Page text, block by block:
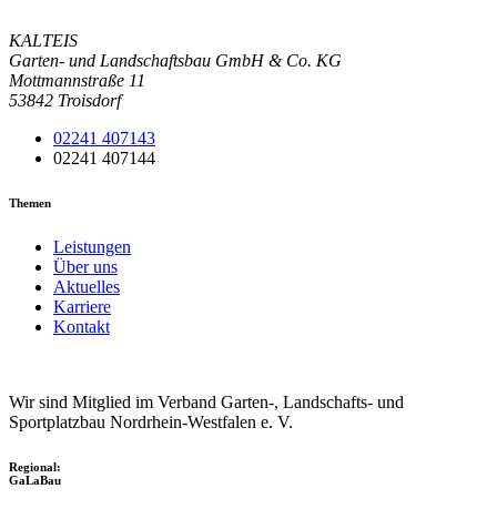
KALTEIS
Garten- und Landschaftsbau GmbH & Co. KG
Mottmannstraße 11
53842 Troisdorf
02241 407143
02241 407144
Themen
Leistungen
Über uns
Aktuelles
Karriere
Kontakt
Wir sind Mitglied im Verband Garten-, Landschafts- und
Sportplatzbau Nordrhein-Westfalen e. V.
Regional:
GaLaBau